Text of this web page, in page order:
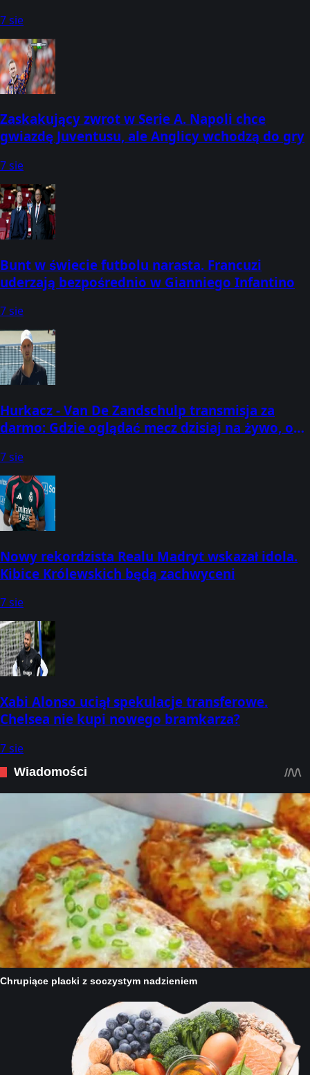
7 sie
Zaskakujący zwrot w Serie A. Napoli chce
gwiazdę Juventusu, ale Anglicy wchodzą do gry
7 sie
Bunt w świecie futbolu narasta. Francuzi
uderzają bezpośrednio w Gianniego Infantino
7 sie
Hurkacz - Van De Zandschulp transmisja za
darmo: Gdzie oglądać mecz dzisiaj na żywo, o
7 sie
Nowy rekordzista Realu Madryt wskazał idola.
Kibice Królewskich będą zachwyceni
7 sie
Xabi Alonso uciął spekulacje transferowe.
Chelsea nie kupi nowego bramkarza?
7 sie